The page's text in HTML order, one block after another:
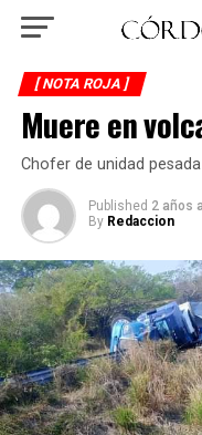
[ NOTA ROJA ]
Muere en
Chofer de unidad pesada
Published 2 años
By Redaccion